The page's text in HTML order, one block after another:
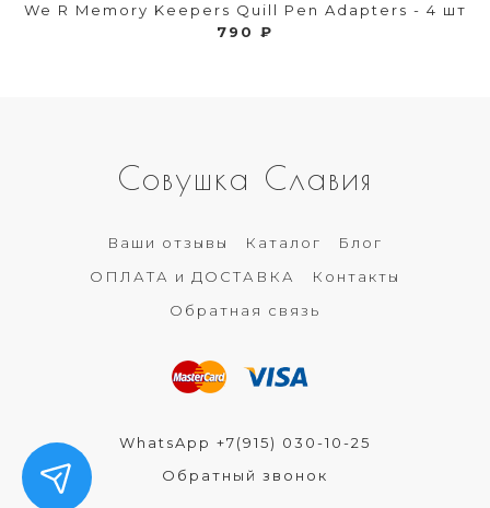
We R Memory Keepers Quill Pen Adapters - 4 шт
790 ₽
Совушка Славия
Ваши отзывы Каталог
Блог
ОПЛАТА и ДОСТАВКА
Контакты
Обратная связь
WhatsApp +7(915) 030-10-25
Обратный звонок